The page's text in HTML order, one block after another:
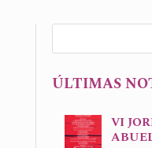
ÚLTIMAS
VI